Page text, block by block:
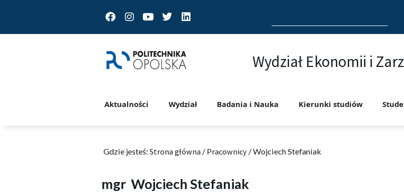
FacebookInstagram
Youtube
TwitterLinkedin
for:
Wydział Ekonomii i
Aktualności Wydział Badania i Nauka Kierunki studiów
Gdzie jesteś: Strona główna / Pracownicy/Wojciech Stefaniak
mgr Wojciech Stefaniak